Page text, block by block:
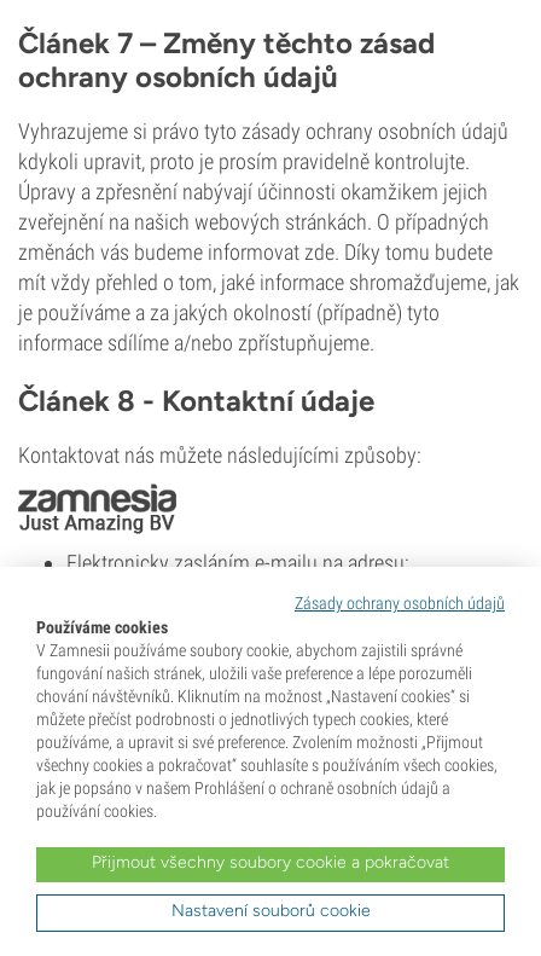
Článek 7 – Změny těchto zásad
ochrany osobních údajů
Vyhrazujeme si právo tyto zásady ochrany osobních údajů
kdykoli upravit, proto je prosím pravidelně kontrolujte.
Úpravy a zpřesnění nabývají účinnosti okamžikem jejich
zveřejnění na našich webových stránkách. O případných
změnách vás budeme informovat zde. Díky tomu budete
mít vždy přehled o tom, jaké informace shromažďujeme, jak
je používáme a za jakých okolností (případně) tyto
informace sdílíme a/nebo zpřístupňujeme.
Článek 8 - Kontaktní údaje
Kontaktovat nás můžete následujícími způsoby:
Elektronicky zasláním e-mailu na adresu:
Telefonicky na čísle:
Číslo v obchodním rejstříku: 54983045
Získejte 10% slevu na svou první objednávku!
Přihlaste se k odběru našeho newsletteru a získejte
jako první informace o nejnovějších novinkách a
exkluzivních nabídkách.
Zásady ochrany osobních údajů
Používáme cookies
V Zamnesii používáme soubory cookie, abychom zajistili správné
fungování našich stránek, uložili vaše preference a lépe porozuměli
chování návštěvníků. Kliknutím na možnost „Nastavení cookies“ si
můžete přečíst podrobnosti o jednotlivých typech cookies, které
používáme, a upravit si své preference. Zvolením možnosti „Přijmout
všechny cookies a pokračovat“ souhlasíte s používáním všech cookies,
jak je popsáno v našem Prohlášení o ochraně osobních údajů a
používání cookies.
Přijmout všechny soubory cookie a pokračovat
Nastavení souborů cookie